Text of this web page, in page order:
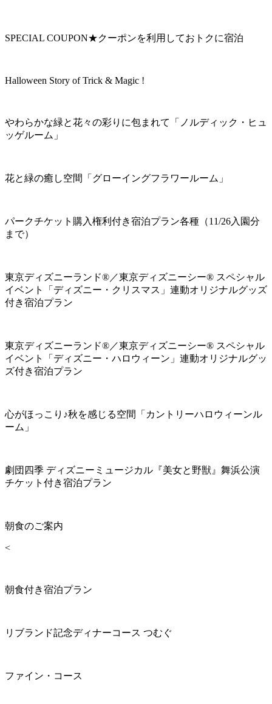
SPECIAL COUPON★クーポンを利用しておトクに宿泊
Halloween Story of Trick & Magic !
やわらかな緑と花々の彩りに包まれて「ノルディック・ヒュ
ッゲルーム」
花と緑の癒し空間「グローイングフラワールーム」
パークチケット購入権利付き宿泊プラン各種（11/26入園分
まで）
東京ディズニーランド®／東京ディズニーシー® スペシャル
イベント「ディズニー・クリスマス」連動オリジナルグッズ
付き宿泊プラン
東京ディズニーランド®／東京ディズニーシー® スペシャル
イベント「ディズニー・ハロウィーン」連動オリジナルグッ
ズ付き宿泊プラン
心がほっこり♪秋を感じる空間「カントリーハロウィーンル
ーム」
劇団四季 ディズニーミュージカル『美女と野獣』舞浜公演
チケット付き宿泊プラン
朝食のご案内
<
朝食付き宿泊プラン
リブランド記念ディナーコース つむぐ
ファイン・コース